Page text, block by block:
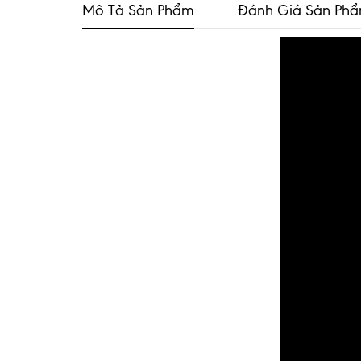
Mô Tả Sản Phẩm Đánh Giá Sản